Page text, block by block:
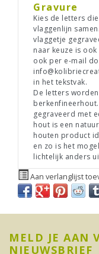
Gravure
Kies de letters
vlaggenlijn
vlaggetje
naar keuze is
ook per e-mail
in het tekstvak.
De letters
gegraveerd met
hout is een
houten product
en zo is het
lichtelijk anders
Aan verlanglijst
MELD JE AAN
NIEUWSBRIEF